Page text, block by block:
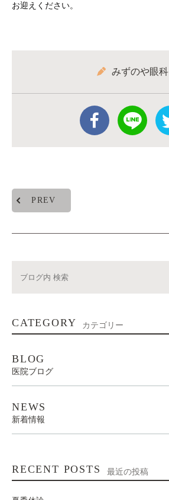
お迎えください。
みずのや眼科
PREV
CATEGORY カテゴリー
BLOG
医院ブログ
NEWS
新着情報
RECENT POSTS 最近の投稿